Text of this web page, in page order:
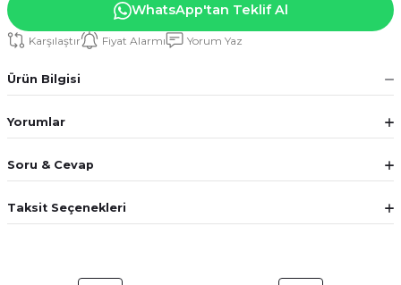
WhatsApp'tan Teklif Al
Karşılaştır Fiyat Alarmı Yorum Yaz
Ürün Bilgisi
Yorumlar
Soru & Cevap
Taksit Seçenekleri